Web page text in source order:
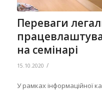
Переваги
на семінарі
15.10.2020 /
У рамках інформаційної